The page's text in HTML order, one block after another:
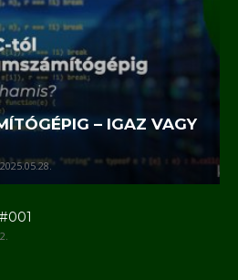
– IGAZ VAGY
2025.05.28.